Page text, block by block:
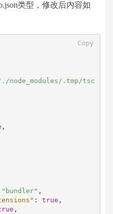
类型，修改后内容如
node_modules/.tmp/tsc
,
"bundler" ,
: true ,
,
Copy